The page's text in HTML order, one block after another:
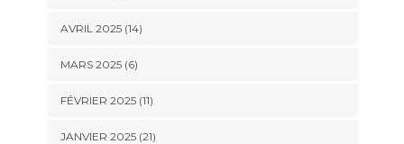
AVRIL 2025 (14)
MARS 2025 (6)
FÉVRIER 2025 (11)
JANVIER 2025 (21)